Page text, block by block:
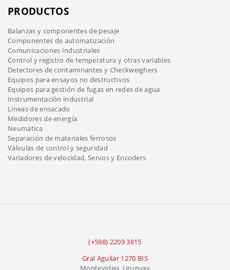
PRODUCTOS
Balanzas y componentes de pesaje
Componentes de automatización
Comunicaciones Industriales
Control y registro de temperatura y otras variables
Detectores de contaminantes y Checkweighers
Equipos para ensayos no destructivos
Equipos para gestión de fugas en redes de agua
Instrumentación industrial
Líneas de ensacado
Medidores de energía
Neumática
Separación de materiales ferrosos
Válvulas de control y seguridad
Variadores de velocidad, Servos y Encoders
(+598) 2209 3815
Gral Aguilar 1270 BIS
Montevideo, Uruguay